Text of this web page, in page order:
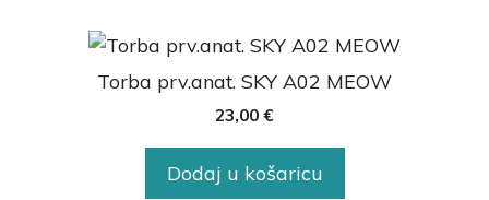
Torba prv.anat. SKY A02 MEOW
23,00 €
Dodaj u košaricu